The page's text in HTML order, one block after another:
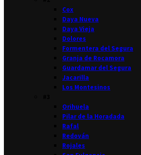
Cox
Daya Nueva
Daya Vieja
Dolores
Formentera del Segura
Granja de Rocamora
Guardamar del Segura
Jacarilla
Los Montesinos
Orihuela
Pilar de la Horadada
Rafal
Redován
Rojales